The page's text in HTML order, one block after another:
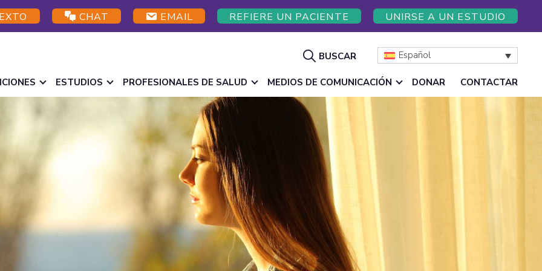
CHAT EMAIL REFIERE UN PACIENTE UNIRSE A UN ESTUDIO
Mostrar
BUSCAR Español
ESTUDIOS PROFESIONALES DE SALUD MEDIOS DE COMUNICACIÓN DONAR CONTACTAR